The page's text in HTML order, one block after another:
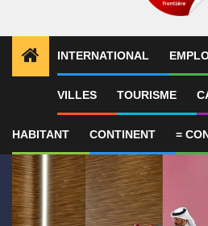
INTERNATIONAL
VILLES TOURISME
HABITANT CONTINENT =
ALERTES INFO 1